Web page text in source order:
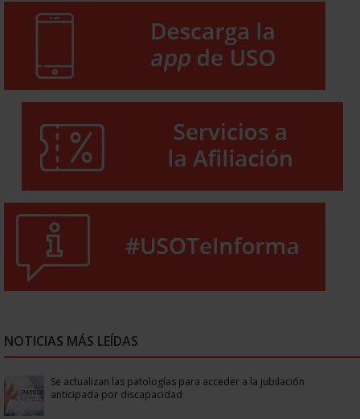
NOTICIAS MÁS LEÍDAS
Se actualizan las patologías para acceder a la jubilación
anticipada por discapacidad